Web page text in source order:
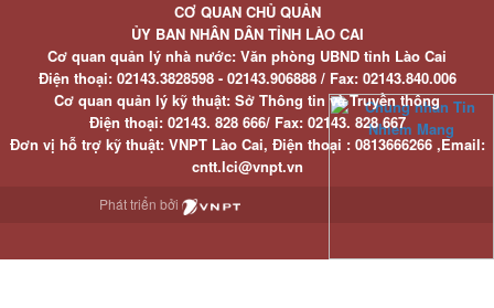
CƠ QUAN CHỦ QUẢN
ỦY BAN NHÂN DÂN TỈNH LÀO CAI
Cơ quan quản lý nhà nước: Văn phòng UBND tỉnh Lào Cai
Điện thoại:02143.3828598 - 02143.906888 / Fax:02143.840.006
Cơ quan quản lý kỹ thuật: Sở Thông tin và Truyền thông
Điện thoại:02143. 828 666/ Fax:02143. 828 667
Đơn vị hỗ trợ kỹ thuật: VNPT Lào Cai, Điện thoại : 0813666266 ,Email:
cntt.lci@vnpt.vn
Phát triển bởi